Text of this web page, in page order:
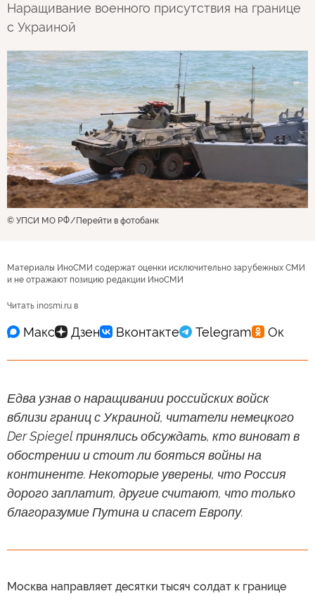
Наращивание военного присутствия на границе
с Украиной
© УПСИ МО РФ Перейти в фотобанк
Материалы ИноСМИ содержат оценки исключительно зарубежных СМИ
и не отражают позицию редакции ИноСМИ
Читать inosmi.ru в
Едва узнав о наращивании российских войск
вблизи границ с Украиной, читатели немецкого
Der Spiegel принялись обсуждать, кто виноват в
обострении и стоит ли бояться войны на
континенте. Некоторые уверены, что Россия
дорого заплатит, другие считают, что только
благоразумие Путина и спасет Европу.
Москва направляет десятки тысяч солдат к границе